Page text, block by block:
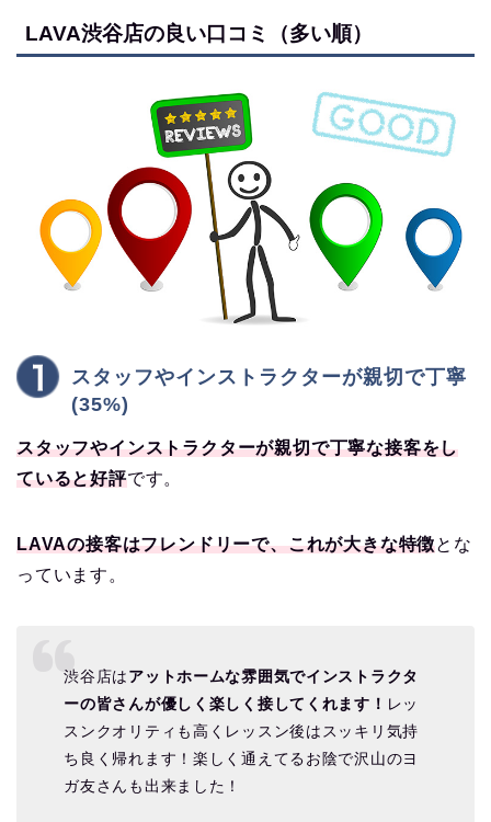
LAVA渋谷店の良い口コミ（多い順）
スタッフやインストラクターが親切で丁寧
(35%)
スタッフやインストラクターが親切で丁寧な接客をし
ていると好評です。
LAVAの接客はフレンドリーで、これが大きな特徴とな
っています。
渋谷店はアットホームな雰囲気でインストラクタ
ーの皆さんが優しく楽しく接してくれます！ レッ
スンクオリティも高くレッスン後はスッキリ気持
ち良く帰れます！楽しく通えてるお陰で沢山のヨ
ガ友さんも出来ました！